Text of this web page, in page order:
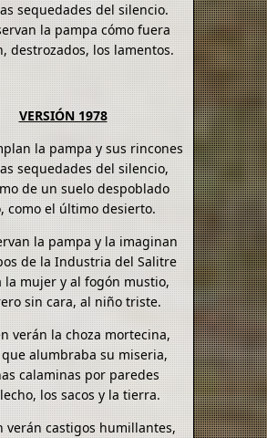
sequedades del silencio.
la pampa cómo fuera
destrozados, los lamentos.
VERSIÓN 1978
la pampa y sus rincones
sequedades del silencio,
de un suelo despoblado
como el último desierto.
la pampa y la imaginan
de la Industria del Salitre
la mujer y al fogón mustio,
sin cara, al niño triste.
verán la choza mortecina,
alumbraba su miseria,
calaminas por paredes
los sacos y la tierra.
verán castigos humillantes,